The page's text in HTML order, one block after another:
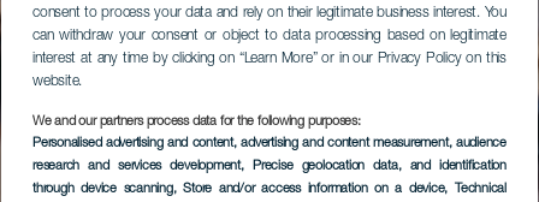
consent to process your data and rely on their legitimate business interest. You
can withdraw your consent or object to data processing based on legitimate
interest at any time by clicking on “Learn More” or in our Privacy Policy on this
website.
We and our partners process data for the following purposes:
Personalised advertising and content, advertising and content measurement, audience
research and services development, Precise geolocation data, and identification
through device scanning, Store and/or access information on a device, Technical